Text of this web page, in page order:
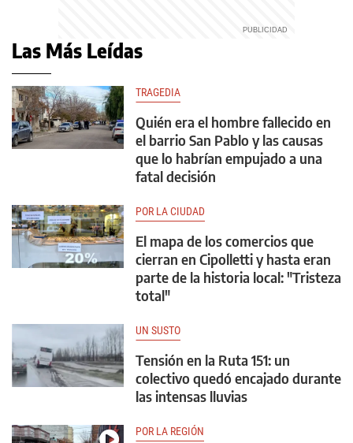
Las Más Leídas
TRAGEDIA
Quién era el hombre fallecido en
el barrio San Pablo y las causas
que lo habrían empujado a una
fatal decisión
POR LA CIUDAD
El mapa de los comercios que
cierran en Cipolletti y hasta eran
parte de la historia local: "Tristeza
total"
UN SUSTO
Tensión en la Ruta 151: un
colectivo quedó encajado durante
las intensas lluvias
POR LA REGIÓN